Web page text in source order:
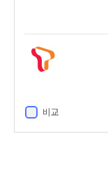
비교